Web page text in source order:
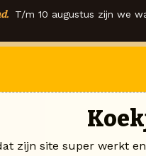
T/m 10 augustus zijn we
zijn site super werkt